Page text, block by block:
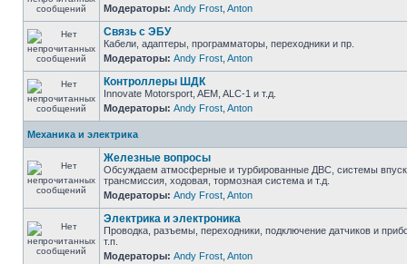
Модераторы: Andy Frost Anton
Связь с ЭБУ
Кабели, адаптеры, программаторы, переходники и пр.
Модераторы: Andy Frost Anton
Контроллеры ШДК
Innovate Motorsport, AEM, ALC-1 и т.д.
Модераторы: Andy Frost Anton
Механика и электрика
Железные вопросы
Обсуждаем атмосферные и турбированные ДВС, системы
трансмиссия, ходовая, тормозная система и т.д.
Модераторы: Andy Frost Anton
Электрика и электроника
Проводка, разъемы, переходники, подключение датчиков и
т.п.
Модераторы: Andy Frost Anton